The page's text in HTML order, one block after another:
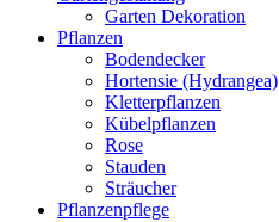
Garten Dekoration
Pflanzen
Bodendecker
Hortensie (Hydrangea)
Kletterpflanzen
Kübelpflanzen
Rose
Stauden
Sträucher
Pflanzenpflege